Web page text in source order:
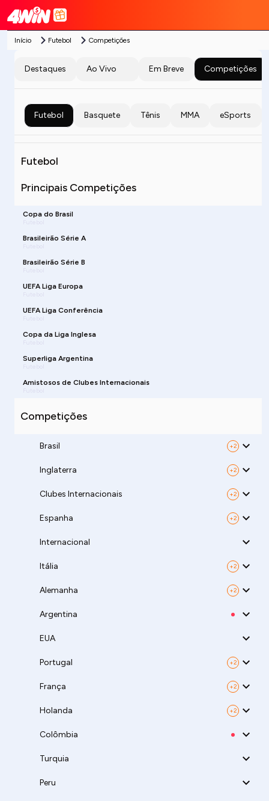
Início Futebol Competições
Destaques Ao Vivo Em Breve Competições
Futebol Basquete Tênis MMA eSports
Futebol
Principais Competições
Copa do Brasil
Brasileirão Série A
Brasileirão Série B
UEFA Liga Europa
UEFA Liga Conferência
Copa da Liga Inglesa
Superliga Argentina
Amistosos de Clubes Internacionais
Competições
Brasil +2
Inglaterra +2
Clubes Internacionais +2
Espanha +2
Internacional
Itália +2
Alemanha +2
Argentina
EUA
Portugal +2
França +2
Holanda +2
Colômbia
Turquia
Peru